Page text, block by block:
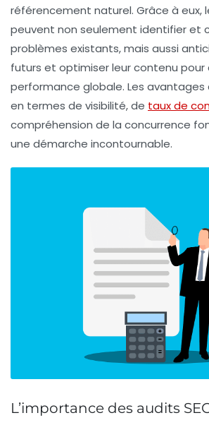
référencement naturel. Grâce à eux,
peuvent non seulement identifier et
problèmes existants, mais aussi
futurs et optimiser leur contenu pour
performance globale. Les avantages
en termes de visibilité, de taux de
compréhension de la concurrence
une démarche incontournable.
L’importance des audits